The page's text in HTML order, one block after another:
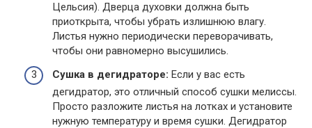
Цельсия). Дверца духовки должна быть
приоткрыта, чтобы убрать излишнюю влагу.
Листья нужно периодически переворачивать,
чтобы они равномерно высушились.
Сушка в дегидраторе: Если у вас есть
дегидратор, это отличный способ сушки мелиссы.
Просто разложите листья на лотках и установите
нужную температуру и время сушки. Дегидратор